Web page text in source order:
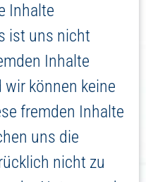
Inhalte
ist uns nicht
Inhalte
wir können keine
fremden Inhalte
uns die
nicht zu